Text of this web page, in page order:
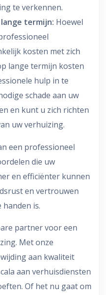
te verkennen.
termijn: Hoewel
kosten met zich
lange termijn kosten
hulp in te
schade aan uw
en kunt u zich richten
uw verhuizing.
een professioneel
die uw
en efficiënter kunnen
en vertrouwen
is.
partner voor een
Met onze
aan kwaliteit
aan verhuisdiensten
Of het nu gaat om